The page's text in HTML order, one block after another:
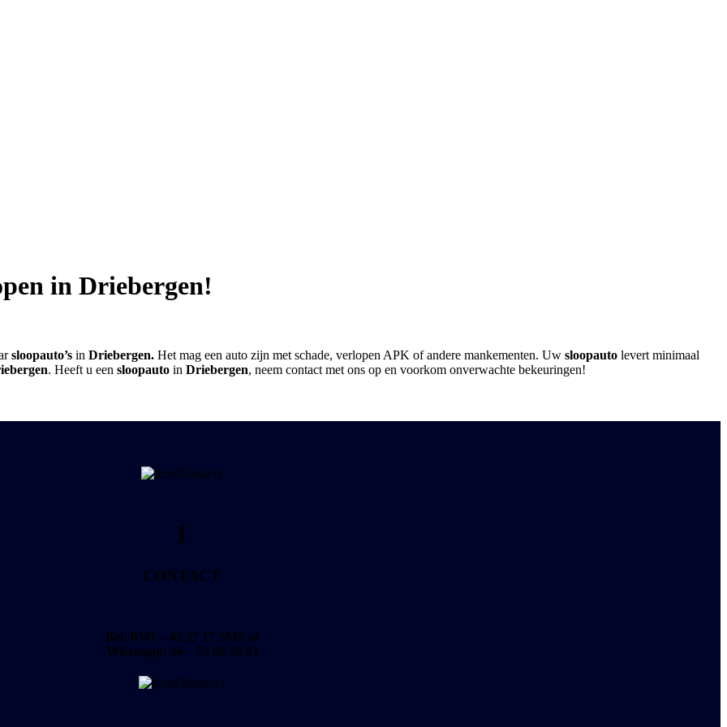
in Driebergen!
sloopauto’s in Driebergen. Het mag een auto zijn met schade, verlopen APK of andere mankementen. Uw sloopauto levert minimaal
. Heeft u een sloopauto in Driebergen, neem contact met ons op en voorkom onverwachte bekeuringen!
1
CONTACT
Bel: 0341 – 43 27 17 SMS of
Whatsapp: 06 – 53 69 39 03